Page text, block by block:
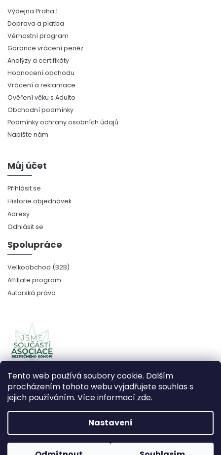
Tento web používá soubory cookie. Dalším
procházením tohoto webu vyjadřujete souhlas s
jejich používáním. Více informací zde.
Nastavení
Výdejna Praha 1
Doprava a platba
Věrnostní program
Garance vrácení peněz
Analýzy a certifikáty
Hodnocení obchodu
Vrácení a reklamace
Ověření věku s Adulto
Obchodní podmínky
Podmínky ochrany osobních údajů
Napište nám
Můj účet
Přihlásit se
Historie objednávek
Adresy
Odhlásit se
Spolupráce
Velkoobchod (B2B)
Affiliate program
Autorská práva
Vytvořil Shoptet Premium